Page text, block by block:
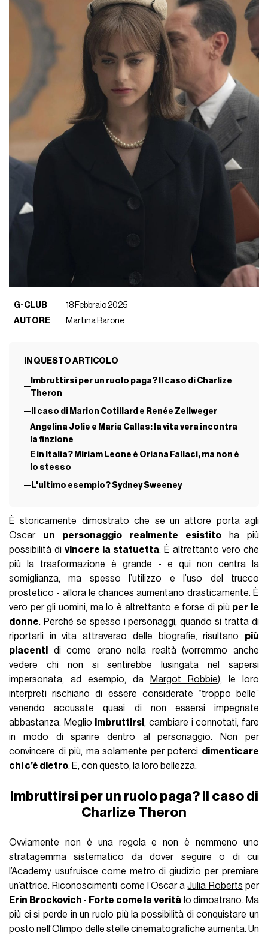
G-CLUB
18 Febbraio 2025
AUTORE
Martina Barone
IN QUESTO ARTICOLO
Imbruttirsi per un ruolo paga? Il caso di Charlize
Theron
Il caso di Marion Cotillard e Renée Zellweger
Angelina Jolie e Maria Callas: la vita vera incontra
la finzione
E in Italia? Miriam Leone è Oriana Fallaci, ma non è
lo stesso
L'ultimo esempio? Sydney Sweeney
È storicamente dimostrato che se un attore porta agli
Oscar un personaggio realmente esistito ha più
possibilità divincere la statuetta. È altrettanto vero che
più la trasformazione è grande - e qui non centra la
somiglianza, ma spesso l’utilizzo e l’uso del trucco
prostetico - allora le chances aumentano drasticamente. È
vero per gli uomini, ma lo è altrettanto e forse di più per le
donne. Perché se spesso i personaggi, quando si tratta di
riportarli in vita attraverso delle biografie, risultano più
piacenti di come erano nella realtà (vorremmo anche
vedere chi non si sentirebbe lusingata nel sapersi
impersonata, ad esempio, da
Margot Robbie), le loro
interpreti rischiano di essere considerate “troppo belle”
venendo accusate quasi di non essersi impegnate
abbastanza. Meglio imbruttirsi, cambiare i connotati, fare
in modo di sparire dentro al personaggio. Non per
convincere di più, ma solamente per poterci dimenticare
chi c’è dietro. E, con questo, la loro bellezza.
Imbruttirsi per un ruolo paga? Il caso di
Charlize Theron
Ovviamente non è una regola e non è nemmeno uno
stratagemma sistematico da dover seguire o di cui
l’Academy usufruisce come metro di giudizio per premiare
un’attrice. Riconoscimenti come l’Oscar aJulia Roberts per
Erin Brockovich - Forte come la verità lo dimostrano. Ma
più ci si perde in un ruolo più la possibilità di conquistare un
posto nell’Olimpo delle stelle cinematografiche aumenta. Un